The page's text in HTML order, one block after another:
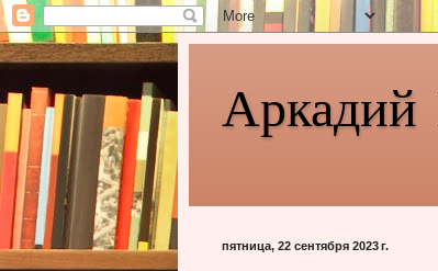
Аркадий
пятница, 22 сентября 2023 г.